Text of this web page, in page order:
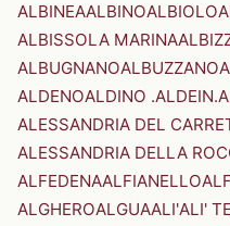
ALBINEAALBINOALBIOLO
ALBISSOLA MARINA
ALBUGNANOALBUZZANO
ALDENOALDINO .ALDEIN.
ALESSANDRIA DEL
ALESSANDRIA DELLA
ALFEDENAALFIANELLO
ALGHEROALGUAALI'ALI'